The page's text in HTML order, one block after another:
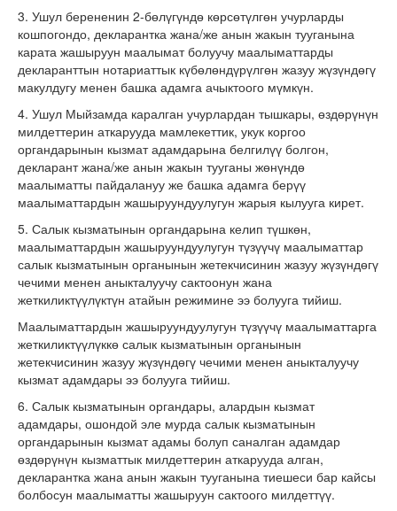
3. Ушул берененин 2-бөлүгүндө көрсөтүлгөн учурларды
кошпогондо, декларантка жана/же анын жакын тууганына
карата жашыруун маалымат болуучу маалыматтарды
декларанттын нотариаттык күбөлөндүрүлгөн жазуу жүзүндөгү
макулдугу менен башка адамга ачыктоого мүмкүн.
4. Ушул Мыйзамда каралган учурлардан тышкары, өздөрүнүн
милдеттерин аткарууда мамлекеттик, укук коргоо
органдарынын кызмат адамдарына белгилүү болгон,
декларант жана/же анын жакын тууганы жөнүндө
маалыматты пайдалануу же башка адамга берүү
маалыматтардын жашыруундуулугун жарыя кылууга кирет.
5. Салык кызматынын органдарына келип түшкөн,
маалыматтардын жашыруундуулугун түзүүчү маалыматтар
салык кызматынын органынын жетекчисинин жазуу жүзүндөгү
чечими менен аныкталуучу сактоонун жана
жеткиликтүүлүктүн атайын режимине ээ болууга тийиш.
Маалыматтардын жашыруундуулугун түзүүчү маалыматтарга
жеткиликтүүлүккө салык кызматынын органынын
жетекчисинин жазуу жүзүндөгү чечими менен аныкталуучу
кызмат адамдары ээ болууга тийиш.
6. Салык кызматынын органдары, алардын кызмат
адамдары, ошондой эле мурда салык кызматынын
органдарынын кызмат адамы болуп саналган адамдар
өздөрүнүн кызматтык милдеттерин аткарууда алган,
декларантка жана анын жакын тууганына тиешеси бар кайсы
болбосун маалыматты жашыруун сактоого милдеттүү.